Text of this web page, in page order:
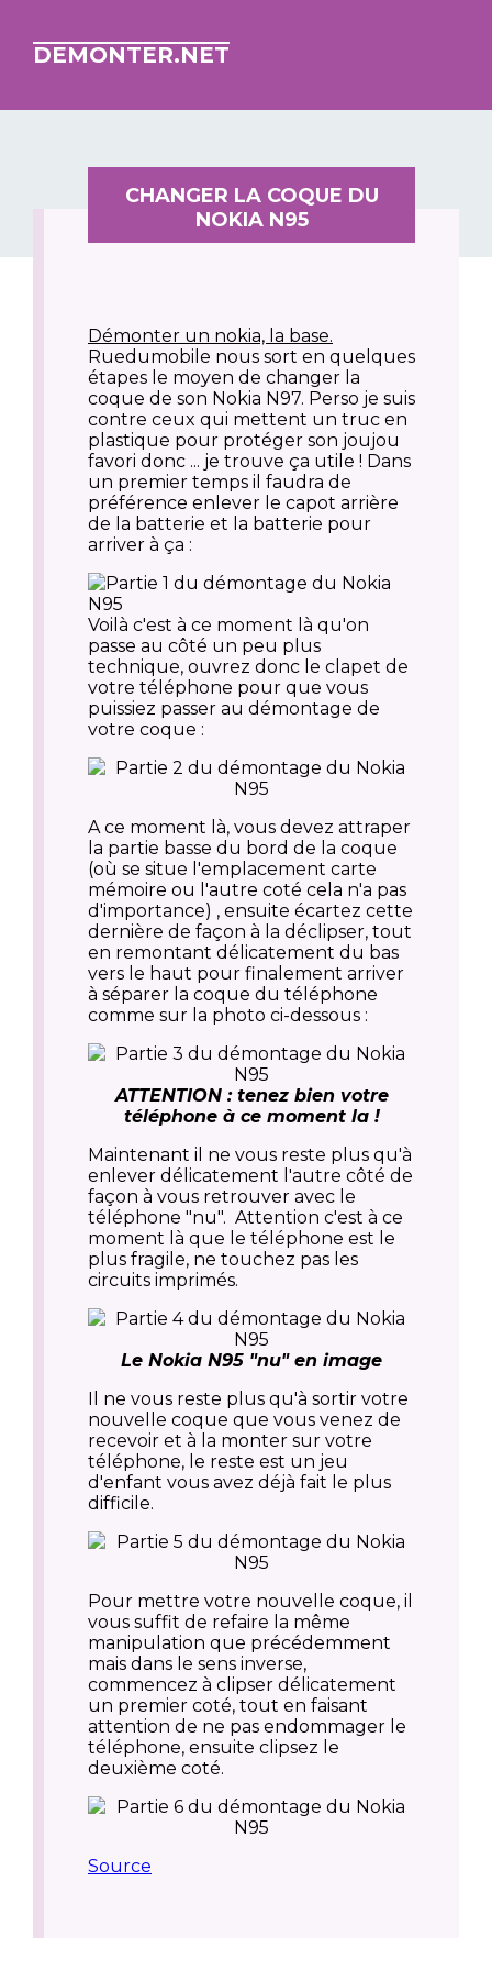
DEMONTER.NET
CHANGER LA COQUE DU
NOKIA N95
Démonter un nokia, la base.
Ruedumobile nous sort en quelques
étapes le moyen de changer la
coque de son Nokia N97. Perso je suis
contre ceux qui mettent un truc en
plastique pour protéger son joujou
favori donc ... je trouve ça utile ! Dans
un premier temps il faudra de
préférence enlever le capot arrière
de la batterie et la batterie pour
arriver à ça :
Voilà c'est à ce moment là qu'on
passe au côté un peu plus
technique, ouvrez donc le clapet de
votre téléphone pour que vous
puissiez passer au démontage de
votre coque :
A ce moment là, vous devez attraper
la partie basse du bord de la coque
(où se situe l'emplacement carte
mémoire ou l'autre coté cela n'a pas
d'importance) , ensuite écartez cette
dernière de façon à la déclipser, tout
en remontant délicatement du bas
vers le haut pour finalement arriver
à séparer la coque du téléphone
comme sur la photo ci-dessous :
ATTENTION : tenez bien votre
téléphone à ce moment la !
Maintenant il ne vous reste plus qu'à
enlever délicatement l'autre côté de
façon à vous retrouver avec le
téléphone "nu". Attention c'est à ce
moment là que le téléphone est le
plus fragile, ne touchez pas les
circuits imprimés.
Le Nokia N95 "nu" en image
Il ne vous reste plus qu'à sortir votre
nouvelle coque que vous venez de
recevoir et à la monter sur votre
téléphone, le reste est un jeu
d'enfant vous avez déjà fait le plus
difficile.
Pour mettre votre nouvelle coque, il
vous suffit de refaire la même
manipulation que précédemment
mais dans le sens inverse,
commencez à clipser délicatement
un premier coté, tout en faisant
attention de ne pas endommager le
téléphone, ensuite clipsez le
deuxième coté.
Source